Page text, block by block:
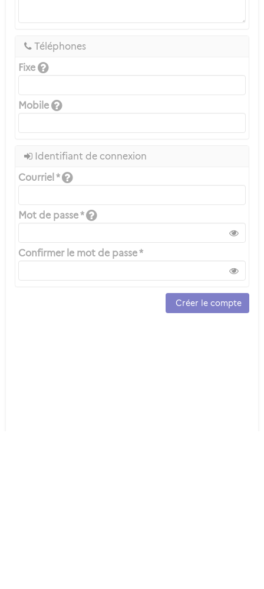
Téléphones
Fixe
Mobile
Identifiant de connexion
Courriel *
Mot de passe *
Confirmer le mot de passe *
Créer le compte